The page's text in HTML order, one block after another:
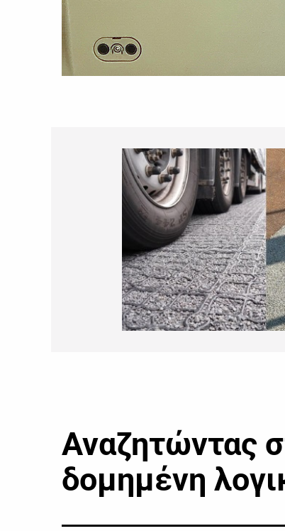
Αναζητώντας
δομημένη